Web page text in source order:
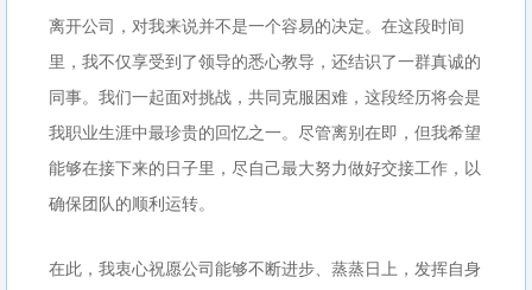
离开公司，对我来说并不是一个容易的决定。在这段时间
里，我不仅享受到了领导的悉心教导，还结识了一群真诚的
同事。我们一起面对挑战，共同克服困难，这段经历将会是
我职业生涯中最珍贵的回忆之一。尽管离别在即，但我希望
能够在接下来的日子里，尽自己最大努力做好交接工作，以
确保团队的顺利运转。
在此，我衷心祝愿公司能够不断进步、蒸蒸日上，发挥自身